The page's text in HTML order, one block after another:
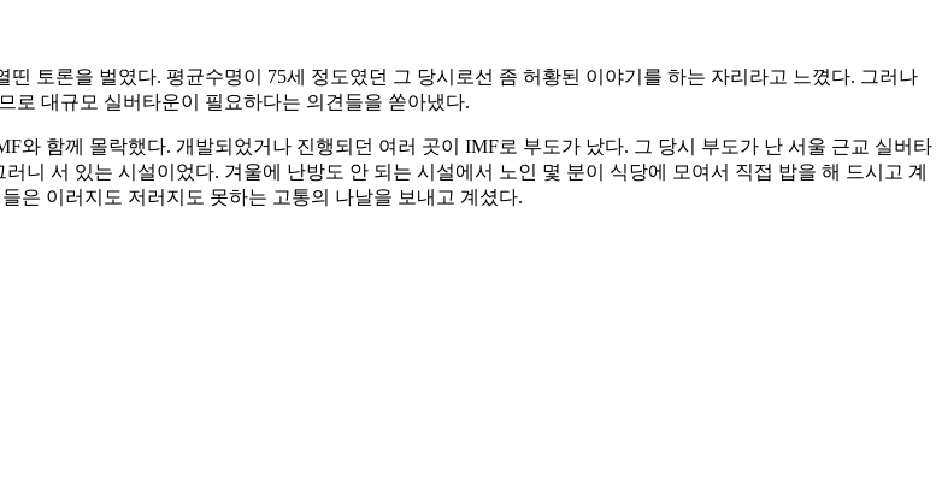
토론을 벌였다. 평균수명이 75세 정도였던 그 당시로선 좀 허황된 이야기를 하는 자리라고 느꼈다. 그러나
로 대규모 실버타운이 필요하다는 의견들을 쏟아냈다.
와 함께 몰락했다. 개발되었거나 진행되던 여러 곳이 IMF로 부도가 났다. 그 당시 부도가 난 서울 근교 실버타
니 서 있는 시설이었다. 겨울에 난방도 안 되는 시설에서 노인 몇 분이 식당에 모여서 직접 밥을 해 드시고 계
은 이러지도 저러지도 못하는 고통의 나날을 보내고 계셨다.